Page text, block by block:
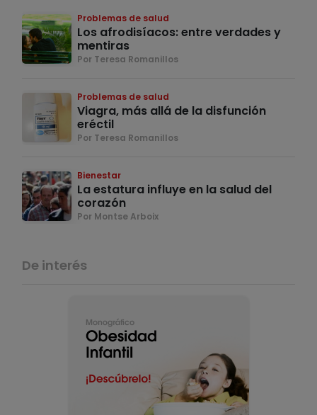
Problemas de salud
Los afrodisíacos: entre verdades y
mentiras
Por Teresa Romanillos
Problemas de salud
Viagra, más allá de la disfunción
eréctil
Por Teresa Romanillos
Bienestar
La estatura influye en la salud del
corazón
Por Montse Arboix
De interés